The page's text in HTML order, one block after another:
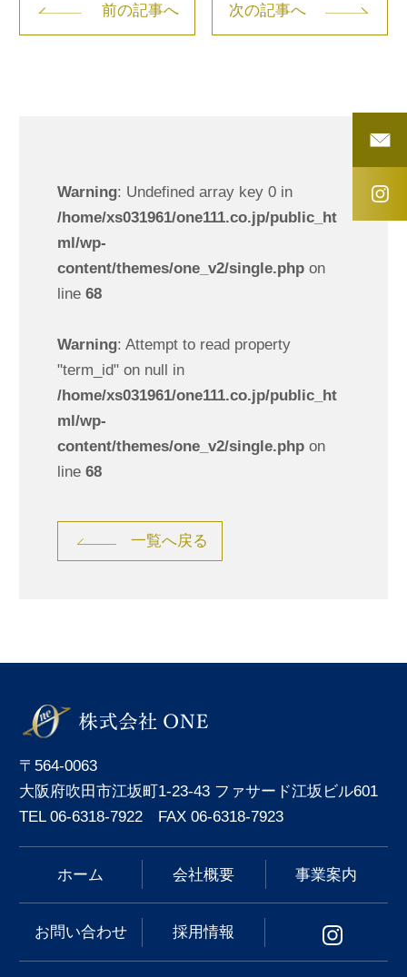
前の記事へ 次の記事へ
Warning: Undefined array key 0 in
/home/xs031961/one111.co.jp/public_ht
ml/wp-
content/themes/one_v2/single.phpon
line 68
Warning: Attempt to read property
"term_id" on null in
/home/xs031961/one111.co.jp/public_ht
ml/wp-
content/themes/one_v2/single.phpon
line 68
一覧へ戻る
〒564-0063
大阪府吹田市江坂町1-23-43 ファサード江坂ビル601
TEL 06-6318-7922 FAX 06-6318-7923
ホーム 会社概要 事業案内
お問い合わせ 採用情報